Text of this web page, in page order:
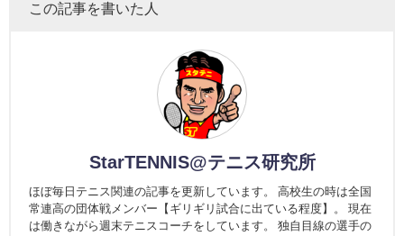
この記事を書いた人
StarTENNIS@テニス研究所
ほぼ毎日テニス関連の記事を更新しています。 高校生の時は全国
常連高の団体戦メンバー【ギリギリ試合に出ている程度】。 現在
は働きながら週末テニスコーチをしています。 独自目線の選手の